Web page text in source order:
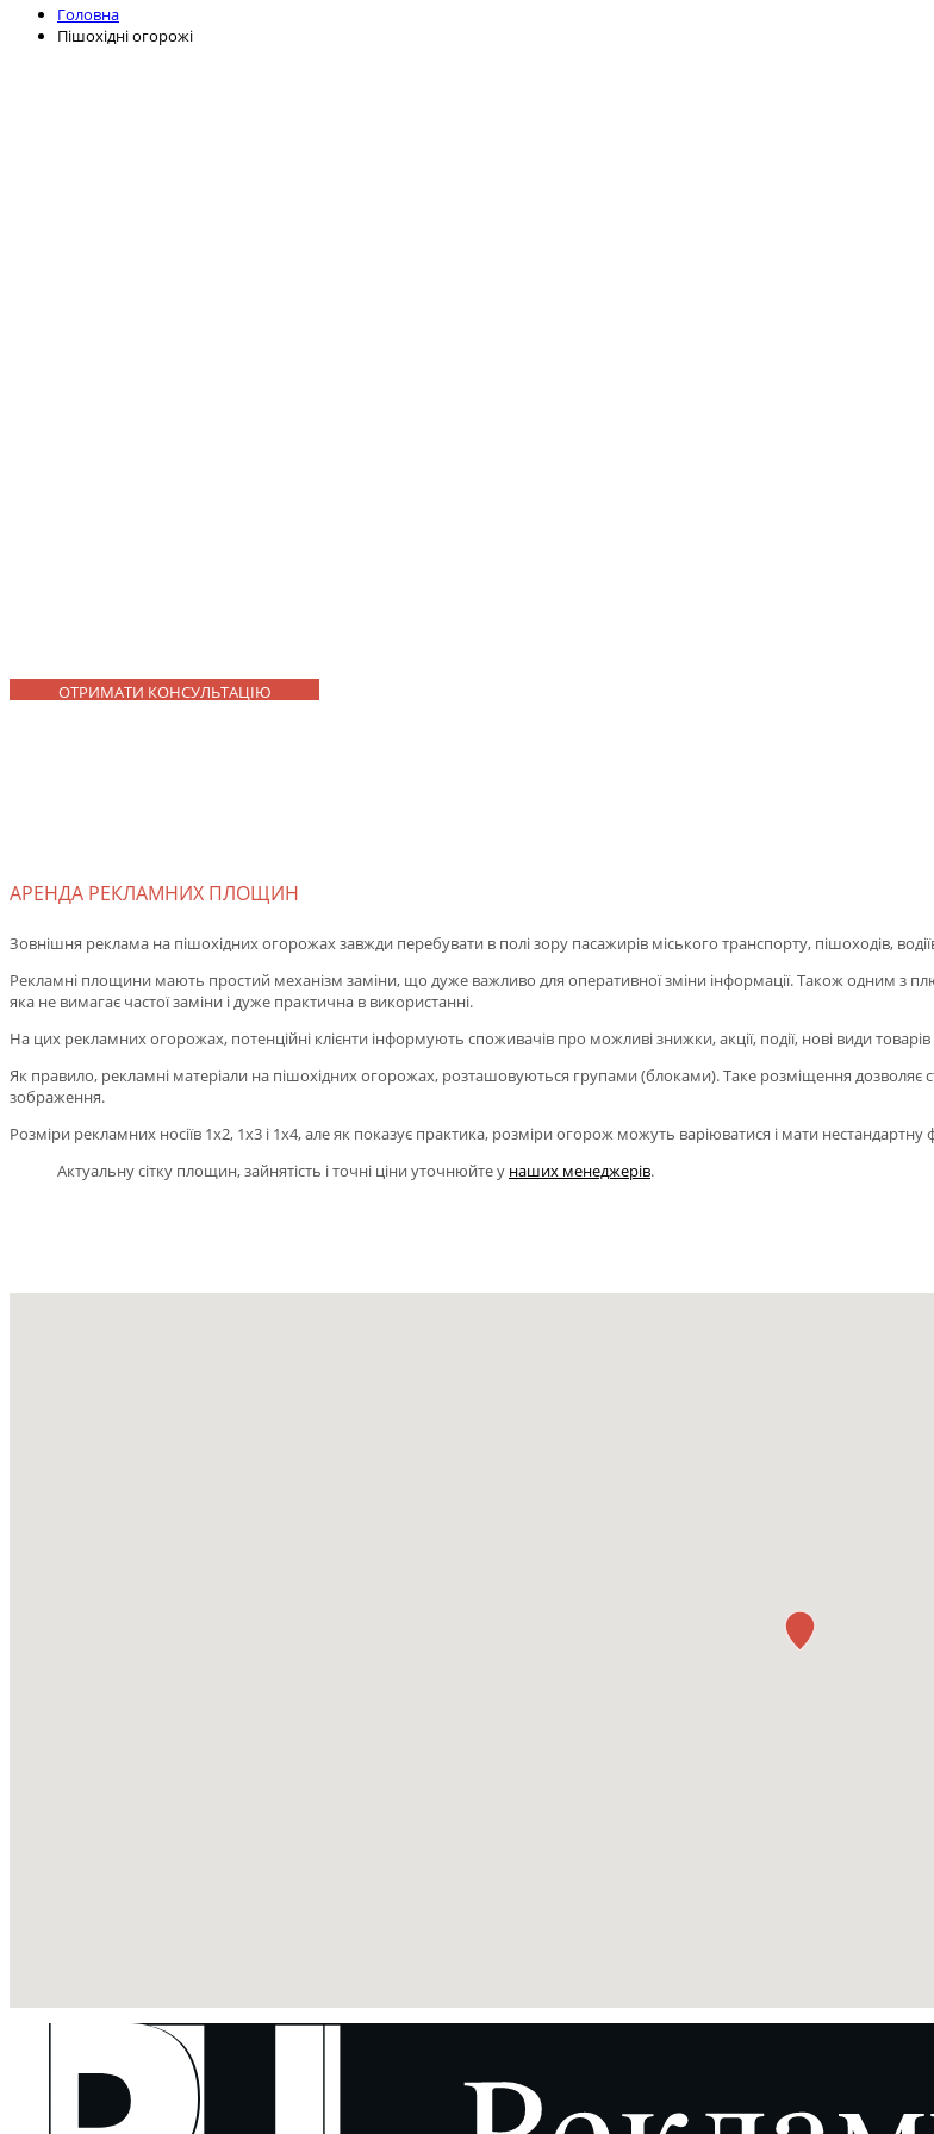
Головна
Пішохідні огорожі
ОТРИМАТИ КОНСУЛЬТАЦІЮ
АРЕНДА РЕКЛАМНИХ ПЛОЩИН
Зовнішня реклама на пішохідних огорожах завжди перебувати в полі зору пасажирів міського транспорту, пішоходів,
Рекламні площини мають простий механізм заміни, що дуже важливо для оперативної зміни інформації. Також одним з
яка не вимагає частої заміни і дуже практична в використанні.
На цих рекламних огорожах, потенційні клієнти інформують споживачів про можливі знижки, акції, події, нові види товарів
Як правило, рекламні матеріали на пішохідних огорожах, розташовуються групами (блоками). Таке розміщення дозволяє
зображення.
Розміри рекламних носіїв 1х2, 1х3 і 1х4, але як показує практика, розміри огорож можуть варіюватися і мати
Актуальну сітку площин, зайнятість і точні ціни уточнюйте у наших менеджерів.